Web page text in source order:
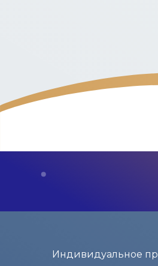
Индивидуальное